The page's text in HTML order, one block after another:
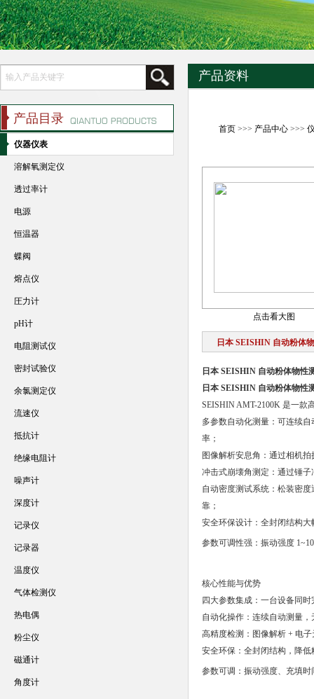
产品资料
首页>>> 产品中心>>>
点击看大图
日本 SEISHIN 自动粉体
日本 SEISHIN 自动粉体物性
日本 SEISHIN 自动粉体物性
SEISHIN AMT-2100K 是一款
多参数自动化测量：可连续自
率；
图像解析安息角：通过相机
冲击式崩壊角测定：通过锤
自动密度测试系统：松装密
靠；
安全环保设计：全封闭结构
参数可调性强：振动强度
核心性能与优势
四大参数集成：一台设备同
自动化操作：连续自动测量
高精度检测：图像解析 + 电
安全环保：全封闭结构，降低
参数可调：振动强度、充填
产品目录
仪器仪表
溶解氧测定仪
透过率计
电源
恒温器
蝶阀
熔点仪
圧力计
pH计
电阻测试仪
密封试验仪
余氯测定仪
流速仪
抵抗计
绝缘电阻计
噪声计
深度计
记录仪
记录器
温度仪
气体检测仪
热电偶
粉尘仪
磁通计
角度计